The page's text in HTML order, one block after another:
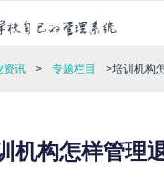
资讯 > 专题栏目 >培训机构
机构怎样管理